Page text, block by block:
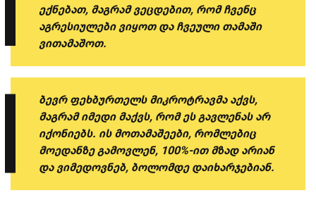
ექნებათ, მაგრამ ვეცდებით, რომ ჩვენც
აგრესიულები ვიყოთ და ჩვეული თამაში
ვითამაშოთ.
ბევრ ფეხბურთელს მიკროტრავმა აქვს,
მაგრამ იმედი მაქვს, რომ ეს გავლენას არ
იქონიებს. ის მოთამაშეები, რომლებიც
მოედანზე გამოვლენ, 100%-ით მზად არიან
და ვიმედოვნებ, ბოლომდე დაიხარჯებიან.